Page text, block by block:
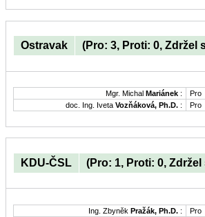
Ostravak (Pro: 3, Proti: 0, Zdržel
Mgr. Michal Mariánek :
Pro
doc. Ing. Iveta Vozňáková, Ph.D. : Pro
KDU-ČSL (Pro: 1, Proti: 0, Zdržel
Ing. Zbyněk Pražák, Ph.D. : Pro